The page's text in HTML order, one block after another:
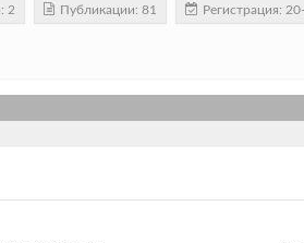
2 Публикации: 81 Регистрация: